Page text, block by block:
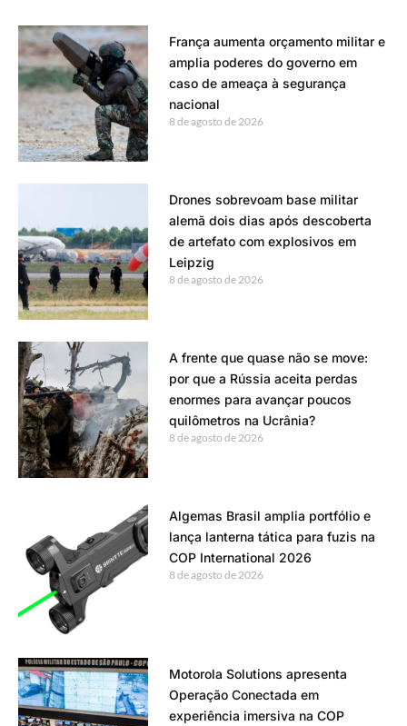
França aumenta orçamento militar e
amplia poderes do governo em
caso de ameaça à segurança
nacional
8 de agosto de 2026
Drones sobrevoam base militar
alemã dois dias após descoberta
de artefato com explosivos em
Leipzig
8 de agosto de 2026
A frente que quase não se move:
por que a Rússia aceita perdas
enormes para avançar poucos
quilômetros na Ucrânia?
8 de agosto de 2026
Algemas Brasil amplia portfólio e
lança lanterna tática para fuzis na
COP International 2026
8 de agosto de 2026
Motorola Solutions apresenta
Operação Conectada em
experiência imersiva na COP